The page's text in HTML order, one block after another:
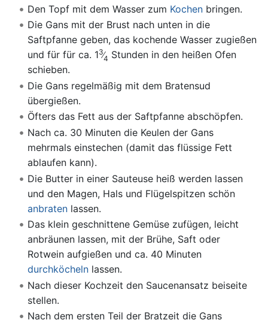
Den Topf mit dem Wasser zum Kochenbringen.
Die Gans mit der Brust nach unten in die
Saftpfanne geben, das kochende Wasser zugießen
und für für ca. 13
4 Stunden in den heißen Ofen
schieben.
Die Gans regelmäßig mit dem Bratensud
übergießen.
Öfters das Fett aus der Saftpfanne abschöpfen.
Nach ca. 30 Minuten die Keulen der Gans
mehrmals einstechen (damit das flüssige Fett
ablaufen kann).
Die Butter in einer Sauteuse heiß werden lassen
und den Magen, Hals und Flügelspitzen schön
anbratenlassen.
Das klein geschnittene Gemüse zufügen, leicht
anbräunen lassen, mit der Brühe, Saft oder
Rotwein aufgießen und ca. 40 Minuten
durchköchelnlassen.
Nach dieser Kochzeit den Saucenansatz beiseite
stellen.
Nach dem ersten Teil der Bratzeit die Gans